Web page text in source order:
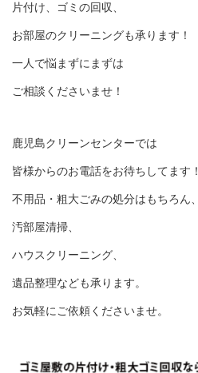
片付け、ゴミの回収、
お部屋のクリーニングも承ります！
一人で悩まずにまずは
ご相談くださいませ！
鹿児島クリーンセンターでは
皆様からのお電話をお待ちしてます！
不用品・粗大ごみの処分はもちろん、
汚部屋清掃、
ハウスクリーニング、
遺品整理なども承ります。
お気軽にご依頼くださいませ。